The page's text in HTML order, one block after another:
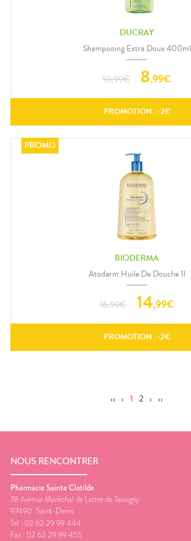
DUCRAY
Shampooing Extra Doux 400ml
10,99€ 8,99€
PROMOTION : -2€
BIODERMA
Atoderm Huile De Douche 1l
16,99€ 14,99€
PROMOTION : -2€
‹‹ ‹ 1 2 › ››
NOUS RENCONTRER
Pharmacie Sainte Clotilde
78 Avenue Maréchal de Lattre de Tassigny
97490 Saint-Denis
Tel : 02 62 29 99 444
Fax : 02 62 29 99 455